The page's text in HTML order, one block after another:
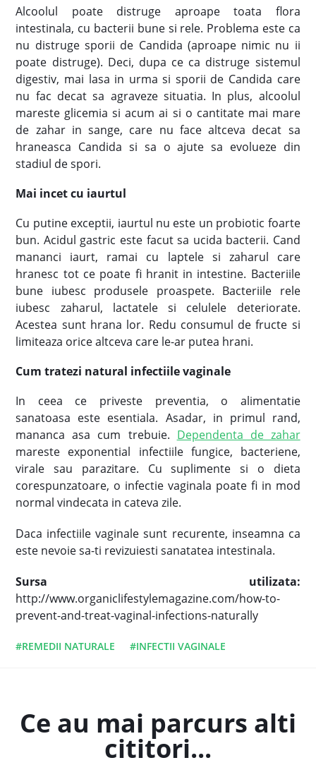
Alcoolul poate distruge aproape toata flora
intestinala, cu bacterii bune si rele. Problema este ca
nu distruge sporii de Candida (aproape nimic nu ii
poate distruge). Deci, dupa ce ca distruge sistemul
digestiv, mai lasa in urma si sporii de Candida care
nu fac decat sa agraveze situatia. In plus, alcoolul
mareste glicemia si acum ai si o cantitate mai mare
de zahar in sange, care nu face altceva decat sa
hraneasca Candida si sa o ajute sa evolueze din
stadiul de spori.
Mai incet cu iaurtul
Cu putine exceptii, iaurtul nu este un probiotic foarte
bun. Acidul gastric este facut sa ucida bacterii. Cand
mananci iaurt, ramai cu laptele si zaharul care
hranesc tot ce poate fi hranit in intestine. Bacteriile
bune iubesc produsele proaspete. Bacteriile rele
iubesc zaharul, lactatele si celulele deteriorate.
Acestea sunt hrana lor. Redu consumul de fructe si
limiteaza orice altceva care le-ar putea hrani.
Cum tratezi natural infectiile vaginale
In ceea ce priveste preventia, o alimentatie
sanatoasa este esentiala. Asadar, in primul rand,
mananca asa cum trebuie. Dependenta de zahar
mareste exponential infectiile fungice, bacteriene,
virale sau parazitare. Cu suplimente si o dieta
corespunzatoare, o infectie vaginala poate fi in mod
normal vindecata in cateva zile.
Daca infectiile vaginale sunt recurente, inseamna ca
este nevoie sa-ti revizuiesti sanatatea intestinala.
Sursa utilizata:
http://www.organiclifestylemagazine.com/how-to-
prevent-and-treat-vaginal-infections-naturally
#REMEDII NATURALE #INFECTII VAGINALE
Ce au mai parcurs alti
cititori...